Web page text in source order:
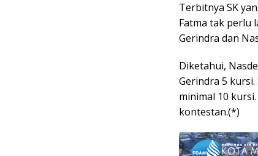
Terbitnya SK
Fatma tak perlu
Gerindra dan
Diketahui,
Gerindra 5
minimal 10
kontestan.(*)